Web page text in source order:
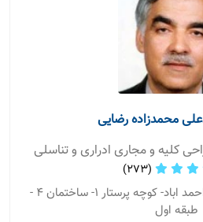
محمدزاده رضایی
کلیه و مجاری ادراری و تناسلی
(273)
مطب 1: مشهد - خیابان احمد اباد- کوچه پرستار 1- ساختمان 4 -
طبقه اول